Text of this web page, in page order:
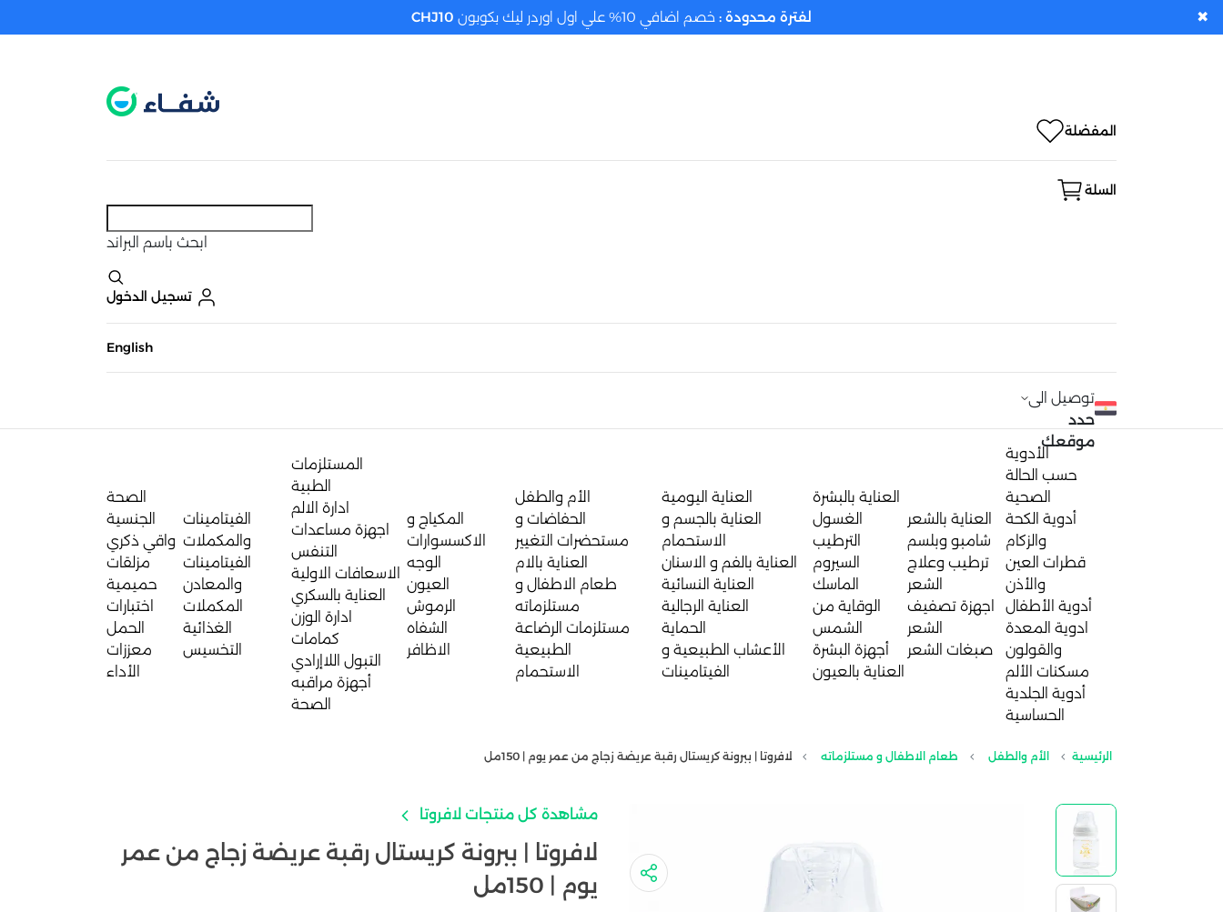
المفضلة
السلة
ابحث باسم البراند
تسجيل الدخول
English
توصيل الى
حدد
موقعك
الأدوية
حسب الحالة
الصحية
أدوية الكحة
والزكام
قطرات العين
والأذن
أدوية الأطفال
ادوية المعدة
والقولون
مسكنات الألم
أدوية الجلدية
الحساسية
العناية بالشعر
شامبو وبلسم
ترطيب وعلاج
الشعر
اجهزة تصفيف
الشعر
صبغات الشعر
العناية بالبشرة
الغسول
الترطيب
السيروم
الماسك
الوقاية من
الشمس
أجهزة البشرة
العناية بالعيون
العناية اليومية
العناية بالجسم و
الاستحمام
العناية بالفم و الاسنان
العناية النسائية
العناية الرجالية
الحماية
الأعشاب الطبيعية و
الفيتامينات
الأم والطفل
الحفاضات و
مستحضرات التغيير
العناية بالام
طعام الاطفال و
مستلزماته
مستلزمات الرضاعة
الطبيعية
الاستحمام
المكياج و
الاكسسوارات
الوجه
العيون
الرموش
الشفاه
الاظافر
المستلزمات
الطبية
ادارة الالم
اجهزة مساعدات
التنفس
الاسعافات الاولية
العناية بالسكري
ادارة الوزن
كمامات
التبول اللاإرادي
أجهزة مراقبه
الصحة
الفيتامينات
والمكملات
الفيتامينات
والمعادن
المكملات
الغذائية
التخسيس
الصحة
الجنسية
واقي ذكري
مزلقات
حميمية
اختبارات
الحمل
معززات
الأداء
الرئيسية الأم والطفل طعام الاطفال و مستلزماته لافروتا | ببرونة كريستال رقبة عريضة زجاج من عمر يوم | 150مل
مشاهدة كل منتجات لافروتا
لافروتا | ببرونة كريستال رقبة عريضة زجاج من عمر
يوم | 150مل
لفترة محدودة : خصم اضافي 10% علي اول اوردر ليك بكوبون CHJ10 ✖